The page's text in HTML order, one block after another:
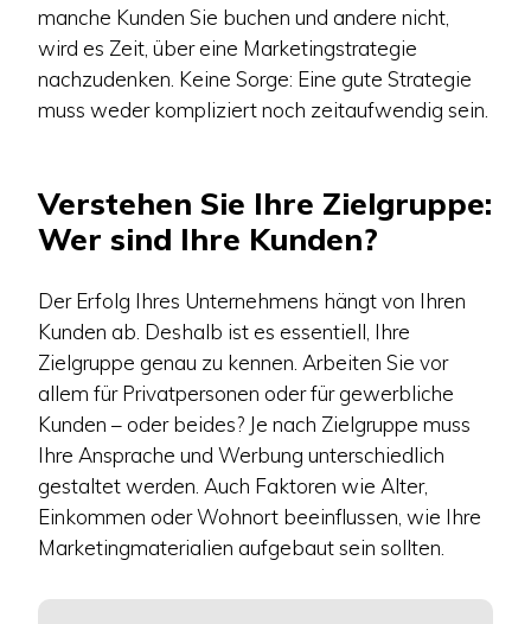
manche Kunden Sie buchen und andere nicht,
wird es Zeit, über eine Marketingstrategie
nachzudenken. Keine Sorge: Eine gute Strategie
muss weder kompliziert noch zeitaufwendig sein.
Verstehen Sie Ihre Zielgruppe:
Wer sind Ihre Kunden?
Der Erfolg Ihres Unternehmens hängt von Ihren
Kunden ab. Deshalb ist es essentiell, Ihre
Zielgruppe genau zu kennen. Arbeiten Sie vor
allem für Privatpersonen oder für gewerbliche
Kunden – oder beides? Je nach Zielgruppe muss
Ihre Ansprache und Werbung unterschiedlich
gestaltet werden. Auch Faktoren wie Alter,
Einkommen oder Wohnort beeinflussen, wie Ihre
Marketingmaterialien aufgebaut sein sollten.